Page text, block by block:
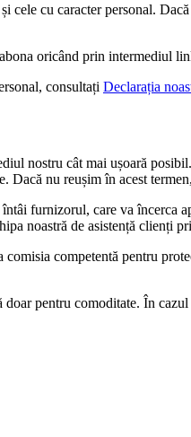
cu caracter personal.
oricând prin intermediul
consultați Declarația
nostru cât mai ușoară
Dacă nu reușim în acest
furnizorul, care va încerca
noastră de asistență clienți
competentă pentru
pentru comoditate. În